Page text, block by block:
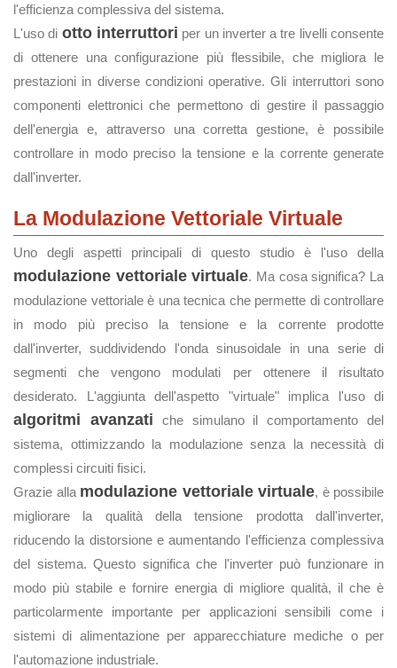
l'efficienza complessiva del sistema.
L'uso di otto interruttori per un inverter a tre livelli consente
di ottenere una configurazione più flessibile, che migliora le
prestazioni in diverse condizioni operative. Gli interruttori sono
componenti elettronici che permettono di gestire il passaggio
dell'energia e, attraverso una corretta gestione, è possibile
controllare in modo preciso la tensione e la corrente generate
dall'inverter.
La Modulazione Vettoriale Virtuale
Uno degli aspetti principali di questo studio è l'uso della
modulazione vettoriale virtuale. Ma cosa significa? La
modulazione vettoriale è una tecnica che permette di controllare
in modo più preciso la tensione e la corrente prodotte
dall'inverter, suddividendo l'onda sinusoidale in una serie di
segmenti che vengono modulati per ottenere il risultato
desiderato. L'aggiunta dell'aspetto "virtuale" implica l'uso di
algoritmi avanzati che simulano il comportamento del
sistema, ottimizzando la modulazione senza la necessità di
complessi circuiti fisici.
Grazie alla modulazione vettoriale virtuale, è possibile
migliorare la qualità della tensione prodotta dall'inverter,
riducendo la distorsione e aumentando l'efficienza complessiva
del sistema. Questo significa che l'inverter può funzionare in
modo più stabile e fornire energia di migliore qualità, il che è
particolarmente importante per applicazioni sensibili come i
sistemi di alimentazione per apparecchiature mediche o per
l'automazione industriale.